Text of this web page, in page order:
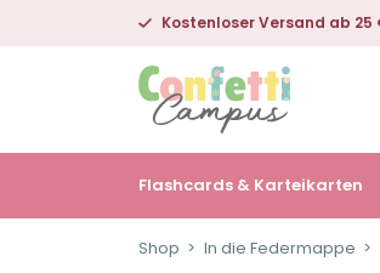
Kostenloser Versand ab 25
Flashcards & Karteikarten
Shop In die Federmappe